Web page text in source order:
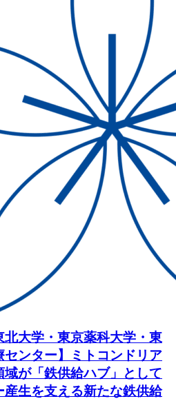
北大学・東京薬科大学・東
センター】ミトコンドリア
域が「鉄供給ハブ」として
生を支える新たな鉄供給